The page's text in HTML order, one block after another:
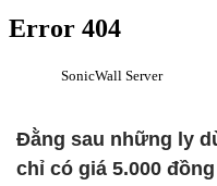
Đằng sau những ly
chỉ có giá 5.000